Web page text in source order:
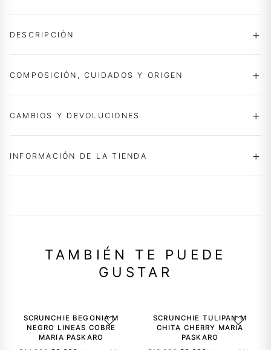
DESCRIPCIÓN
COMPOSICIÓN, CUIDADOS Y ORIGEN
CAMBIOS Y DEVOLUCIONES
INFORMACIÓN DE LA TIENDA
TAMBIÉN TE PUEDE
GUSTAR
AGREGAR A LA LISTA DE DESEOS
SCRUNCHIE BEGONIA M
NEGRO LINEAS COBRE
MARIA PASKARO
AGREGAR
SCRUNCHIE TULIPAN M
CHITA CHERRY MARIA
PASKARO